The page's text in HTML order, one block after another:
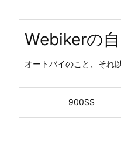
Webikerの
オートバイのこと、それ
900SS